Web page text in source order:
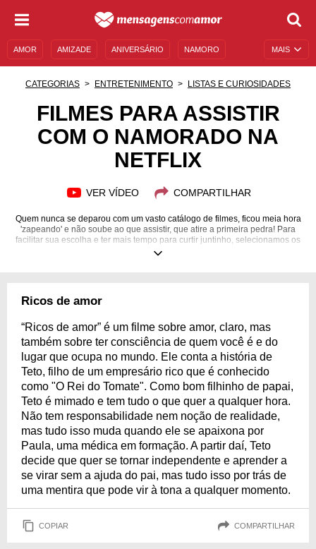
MAIS
AMOR AMIZADE ANIVERSÁRIO NAMORO
MENSAGENS E FRASES MENSAGENS DE ANIVERSÁRIO
FAMOSOS BÍBLIA
CATEGORIAS ENTRETENIMENTO LISTAS E CURIOSIDADES
FILMES PARA ASSISTIR
COM O NAMORADO NA
NETFLIX
VER VÍDEO COMPARTILHAR
Quem nunca se deparou com um vasto catálogo de filmes, ficou meia hora
'zapeando' e não soube ao que assistir, que atire a primeira pedra! Para
facilitar sua escolha e ter mais tempo para curtir juntinho, selecionamos os
melhores filmes para assistir de casal, curtir, derreter-se e se apaixonar!
Quem sabe vocês não maratonam e assistem a todos?
Ricos de amor
“Ricos de amor” é um filme sobre amor, claro, mas
também sobre ter consciência de quem você é e do
lugar que ocupa no mundo. Ele conta a história de
Teto, filho de um empresário rico que é conhecido
como "O Rei do Tomate". Como bom filhinho de papai,
Teto é mimado e tem tudo o que quer a qualquer hora.
Não tem responsabilidade nem noção de realidade,
mas tudo isso muda quando ele se apaixona por
Paula, uma médica em formação. A partir daí, Teto
decide que quer se tornar independente e aprender a
se virar sem a ajuda do pai, mas tudo isso por trás de
uma mentira que pode vir à tona a qualquer momento.
COPIAR COMPARTILHAR